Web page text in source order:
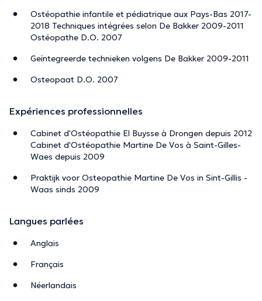
Ostéopathie infantile et pédiatrique aux Pays-Bas 2017-
2018 Techniques intégrées selon De Bakker 2009-2011
Ostéopathe D.O. 2007
Geïntegreerde technieken volgens De Bakker 2009-2011
Osteopaat D.O. 2007
Expériences professionnelles
Cabinet d'Ostéopathie El Buysse à Drongen depuis 2012
Cabinet d'Ostéopathie Martine De Vos à Saint-Gilles-
Waes depuis 2009
Praktijk voor Osteopathie Martine De Vos in Sint-Gillis -
Waas sinds 2009
Langues parlées
Anglais
Français
Néerlandais